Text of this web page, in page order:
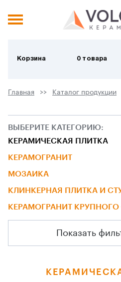
Корзина 0 товара
Главная Каталог продукции
ВЫБЕРИТЕ КАТЕГОРИЮ:
КЕРАМИЧЕСКАЯ ПЛИТКА
КЕРАМОГРАНИТ
МОЗАИКА
КЛИНКЕРНАЯ ПЛИТКА И
КЕРАМОГРАНИТ
Показать